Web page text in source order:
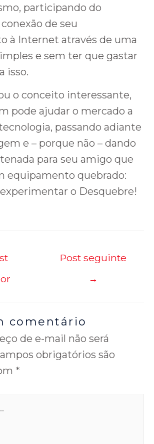
participando do
de seu
à Internet através de uma
e sem ter que gastar
isso.
o conceito interessante,
pode ajudar o mercado a
passando adiante
e – porque não – dando
para seu amigo que
equipamento quebrado:
o Desquebre!
Post seguinte
→
comentário
de e-mail não será
obrigatórios são
*